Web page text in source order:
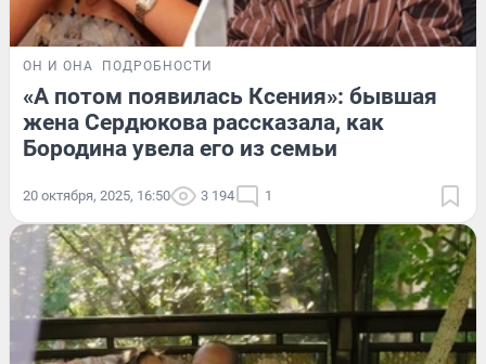
ОН И ОНА ПОДРОБНОСТИ
«А потом появилась Ксения»: бывшая
жена Сердюкова рассказала, как
Бородина увела его из семьи
20 октября, 2025, 16:50 3 194 1